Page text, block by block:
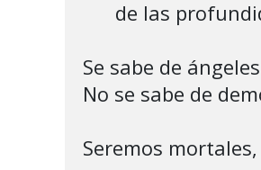
Se sabe de
No se sabe de
Seremos